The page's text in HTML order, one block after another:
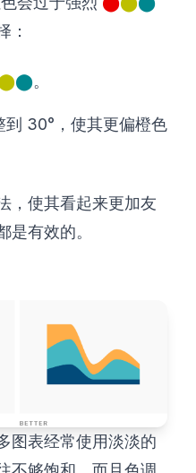
：
⬤。
到 30°，使其更偏橙色
，使其看起来更加友
是有效的。
图表经常使用淡淡的